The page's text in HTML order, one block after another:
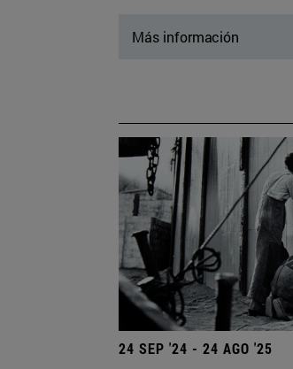
Más información
24 SEP '24 - 24 AGO '25